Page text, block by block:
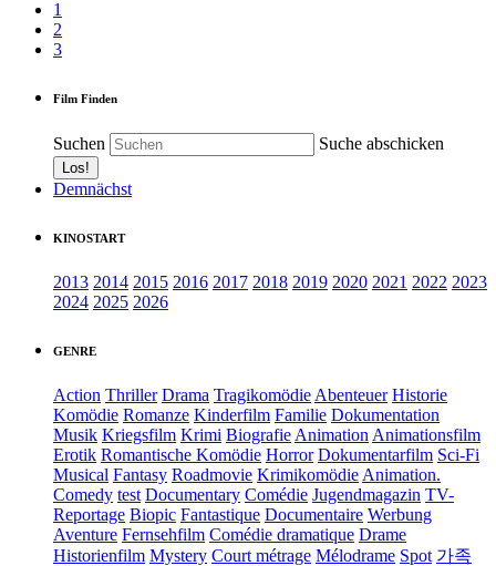
1
2
3
Film Finden
Suchen Suche abschicken
Demnächst
KINOSTART
2013 2014 2015 2016 2017 2018 2019 2020 2021 2022 2023
2024 2025 2026
GENRE
Action Thriller Drama Tragikomödie Abenteuer Historie
Komödie Romanze Kinderfilm Familie Dokumentation
Musik Kriegsfilm Krimi Biografie Animation Animationsfilm
Erotik Romantische Komödie Horror Dokumentarfilm Sci-Fi
Musical Fantasy Roadmovie Krimikomödie Animation.
Comedy test Documentary Comédie Jugendmagazin TV-
Reportage Biopic Fantastique Documentaire Werbung
Aventure Fernsehfilm Comédie dramatique Drame
Historienfilm Mystery Court métrage Mélodrame Spot 가족